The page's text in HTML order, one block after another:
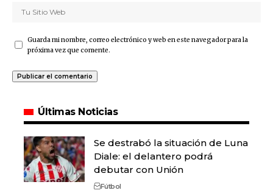
Guarda mi nombre, correo electrónico y web en este navegador para la
próxima vez que comente.
Últimas Noticias
Se destrabó la situación de Luna
Diale: el delantero podrá
debutar con Unión
Fútbol